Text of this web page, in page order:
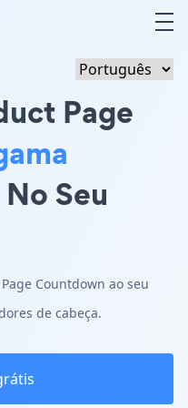
Page
Seu
Countdown ao seu
de cabeça.